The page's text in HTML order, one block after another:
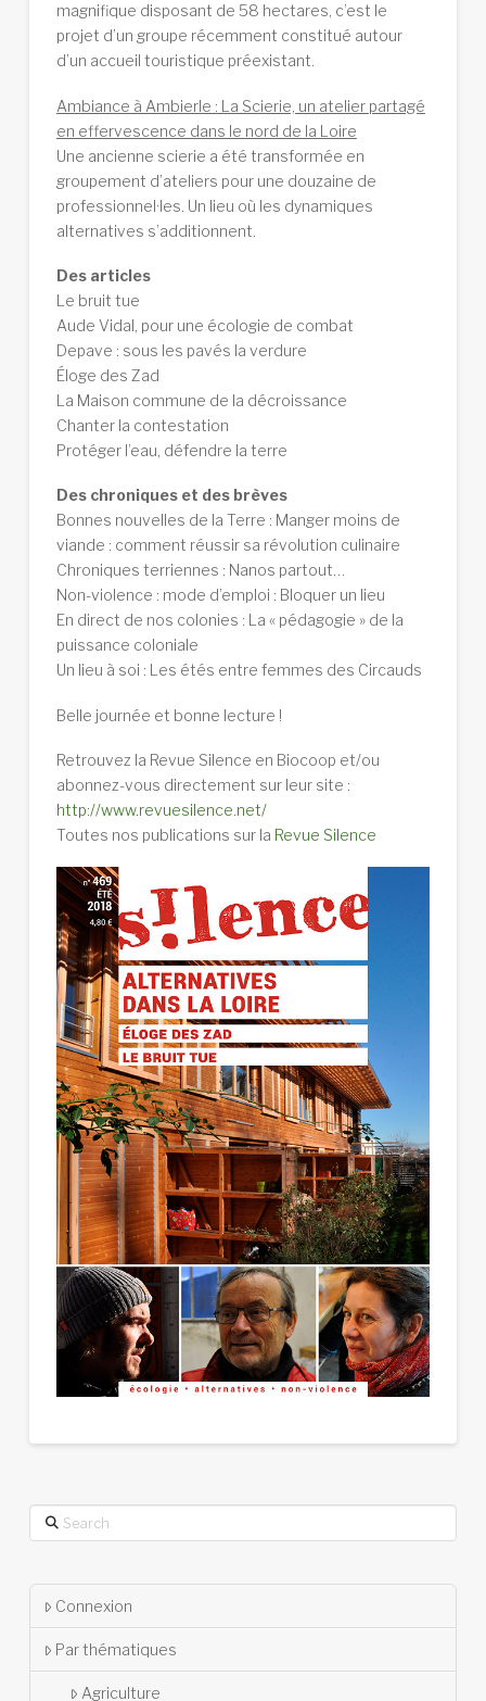
magnifique disposant de 58 hectares, c’est le
projet d’un groupe récemment constitué autour
d’un accueil touristique préexistant.
Ambiance à Ambierle : La Scierie, un atelier partagé
en effervescence dans le nord de la Loire
Une ancienne scierie a été transformée en
groupement d’ateliers pour une douzaine de
professionnel·les. Un lieu où les dynamiques
alternatives s’additionnent.
Des articles
Le bruit tue
Aude Vidal, pour une écologie de combat
Depave : sous les pavés la verdure
Éloge des Zad
La Maison commune de la décroissance
Chanter la contestation
Protéger l’eau, défendre la terre
Des chroniques et des brèves
Bonnes nouvelles de la Terre : Manger moins de
viande : comment réussir sa révolution culinaire
Chroniques terriennes : Nanos partout…
Non-violence : mode d’emploi : Bloquer un lieu
En direct de nos colonies : La « pédagogie » de la
puissance coloniale
Un lieu à soi : Les étés entre femmes des Circauds
Belle journée et bonne lecture !
Retrouvez la Revue Silence en Biocoop et/ou
abonnez-vous directement sur leur site :
http://www.revuesilence.net/
Toutes nos publications sur la Revue Silence
Search
Connexion
Par thématiques
Agriculture